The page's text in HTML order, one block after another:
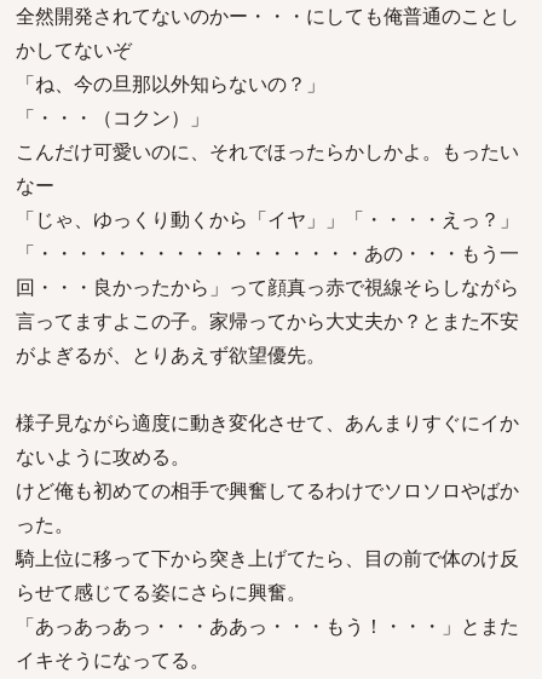
全然開発されてないのかー・・・にしても俺普通のことし
かしてないぞ
「ね、今の旦那以外知らないの？」
「・・・（コクン）」
こんだけ可愛いのに、それでほったらかしかよ。もったい
なー
「じゃ、ゆっくり動くから「イヤ」」「・・・・えっ？」
「・・・・・・・・・・・・・・・・・あの・・・もう一
回・・・良かったから」って顔真っ赤で視線そらしながら
言ってますよこの子。家帰ってから大丈夫か？とまた不安
がよぎるが、とりあえず欲望優先。
様子見ながら適度に動き変化させて、あんまりすぐにイか
ないように攻める。
けど俺も初めての相手で興奮してるわけでソロソロやばか
った。
騎上位に移って下から突き上げてたら、目の前で体のけ反
らせて感じてる姿にさらに興奮。
「あっあっあっ・・・ああっ・・・もう！・・・」とまた
イキそうになってる。